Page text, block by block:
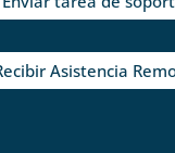
Asistencia